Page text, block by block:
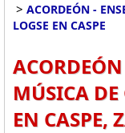
> ACORDEÓN -
LOGSE EN CASPE
MÚSICA
EN CASPE,